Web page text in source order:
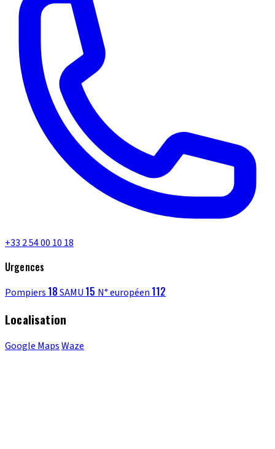
+33 2 54 00 10 18
Urgences
Pompiers 18SAMU 15 N° européen 112
Localisation
Google MapsWaze